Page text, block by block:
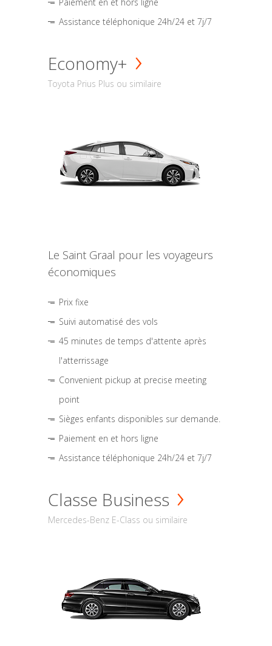
Assistance téléphonique 24h/24 et 7j/7
Economy+
Toyota Prius Plus ou similaire
Le Saint Graal pour les voyageurs
économiques
Prix fixe
Suivi automatisé des vols
45 minutes de temps d'attente après
l'atterrissage
Convenient pickup at precise meeting
point
Sièges enfants disponibles sur demande.
Paiement en et hors ligne
Assistance téléphonique 24h/24 et 7j/7
Classe Business
Mercedes-Benz E-Class ou similaire